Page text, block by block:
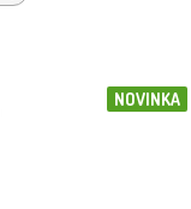
NOVINKA